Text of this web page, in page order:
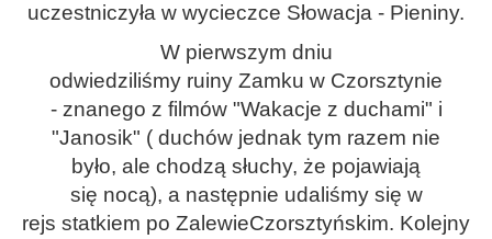
uczestniczyła w wycieczce Słowacja - Pieniny.
W pierwszym dniu
odwiedziliśmy ruiny Zamku w Czorsztynie
- znanego z filmów "Wakacje z duchami" i
"Janosik" ( duchów jednak tym razem nie
było, ale chodzą słuchy, że pojawiają
się nocą), a następnie udaliśmy się w
rejs statkiem po ZalewieCzorsztyńskim. Kolejnym